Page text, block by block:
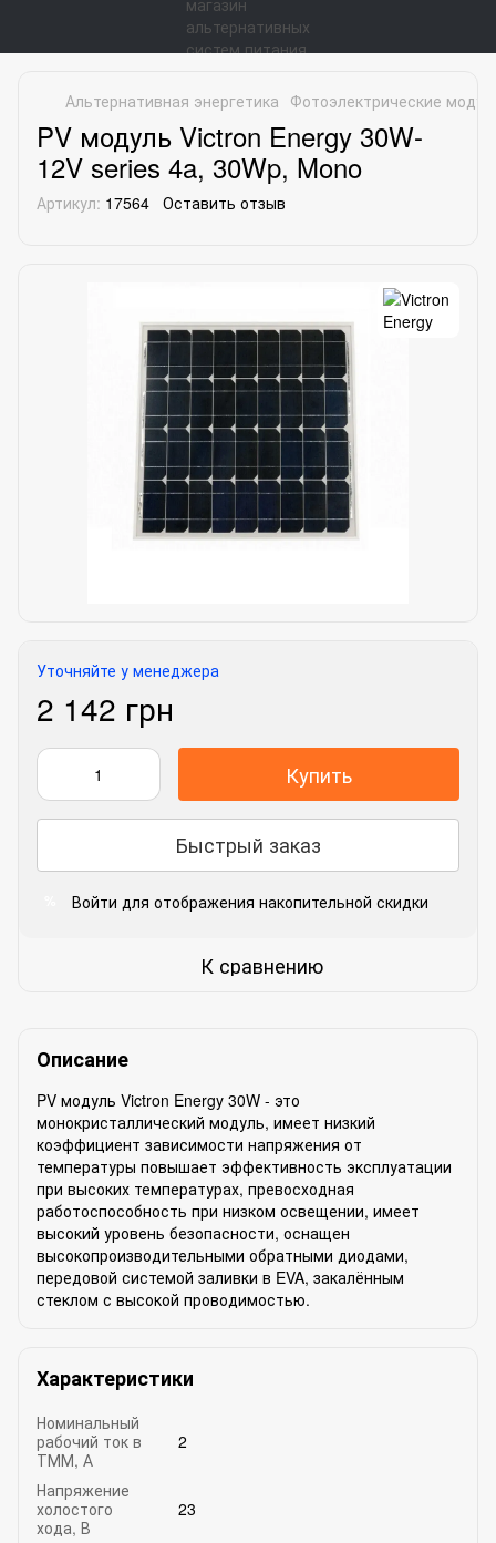
Альтернативная энергетика Фотоэлектрические
PV модуль Victron Energy 30W-
12V series 4a, 30Wp, Mono
Артикул: 17564 Оставить отзыв
Уточняйте у менеджера
2 142 грн
Купить
Быстрый заказ
Войти для отображения накопительной скидки
К сравнению
Описание
PV модуль Victron Energy 30W - это
монокристаллический модуль, имеет низкий
коэффициент зависимости напряжения от
температуры повышает эффективность эксплуатации
при высоких температурах, превосходная
работоспособность при низком освещении, имеет
высокий уровень безопасности, оснащен
высокопроизводительными обратными диодами,
передовой системой заливки в EVA, закалённым
стеклом с высокой проводимостью.
Характеристики
Номинальный
рабочий ток в
ТММ, А
2
Напряжение
холостого
хода, В
23